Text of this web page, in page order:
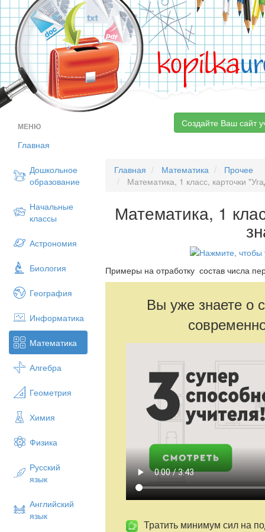
kopilka
МЕНЮ
Главная
Дошкольное
образование
Начальные
классы
Астрономия
Биология
География
Информатика
Математика
Алгебра
Геометрия
Химия
Физика
Русский
язык
Английский
язык
Создайте Ваш сайт
Главная Математика
Прочее
Математика, 1 класс, карточки
Математика, 1
Примеры на отработку состав числа
Вы уже знаете о
Тратить минимум сил на